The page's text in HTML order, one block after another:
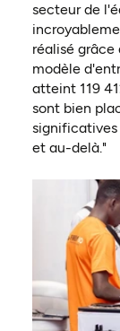
secteur de
réalisé
modèle
atteint 119
sont bien
significatives
et au-delà."